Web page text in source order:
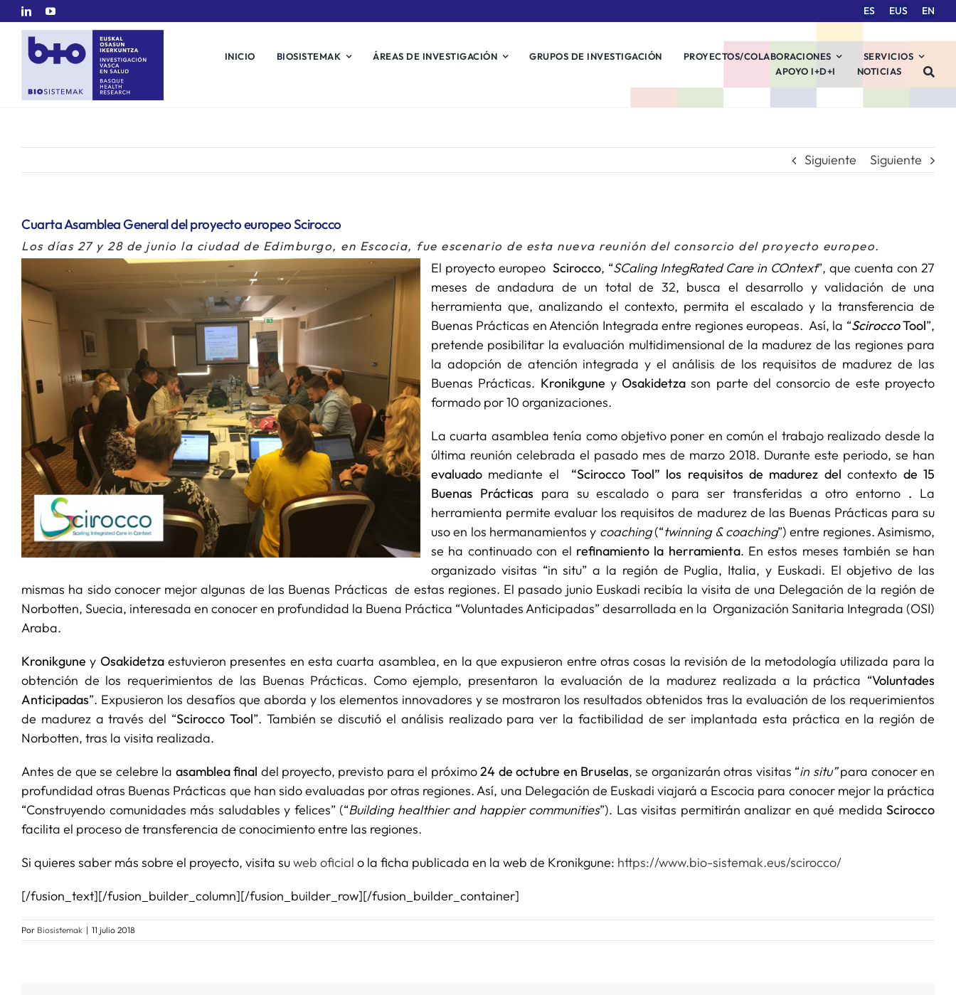
Saltar
contenido
ES EUS EN
INICIO BIOSISTEMAK ÁREAS DE INVESTIGACIÓN GRUPOS DE INVESTIGACIÓN PROYECTOS/COLABORACIONES
SERVICIOS
APOYO I+D+I
NOTICIAS
Siguiente Siguiente
Cuarta Asamblea General del proyecto europeo Scirocco
Los días 27 y 28 de junio la ciudad de Edimburgo, en Escocia, fue escenario de esta nueva reunión del consorcio del proyecto europeo.
El proyecto europeo Scirocco, “SCaling IntegRated Care in COntext”, que cuenta con 27
meses de andadura de un total de 32, busca el desarrollo y validación de una
herramienta que, analizando el contexto, permita el escalado y la transferencia de
Buenas Prácticas en Atención Integrada entre regiones europeas. Así, la “SciroccoTool”,
pretende posibilitar la evaluación multidimensional de la madurez de las regiones para
la adopción de atención integrada y el análisis de los requisitos de madurez de las
Buenas Prácticas. Kronikgune yOsakidetzason parte del consorcio de este proyecto
formado por 10 organizaciones.
La cuarta asamblea tenía como objetivo poner en común el trabajo realizado desde la
última reunión celebrada el pasado mes de marzo 2018. Durante este periodo, se han
evaluado mediante el “Scirocco Tool” los requisitos de madurez delcontexto de 15
Buenas Prácticas para su escalado o para ser transferidas a otro entorno . La
herramienta permite evaluar los requisitos de madurez de las Buenas Prácticas para su
uso en los hermanamientos y coaching(“twinning & coaching”) entre regiones. Asimismo,
se ha continuado con el refinamiento la herramienta. En estos meses también se han
organizado visitas “in situ” a la región de Puglia, Italia, y Euskadi. El objetivo de las
mismas ha sido conocer mejor algunas de las Buenas Prácticas de estas regiones. El pasado junio Euskadi recibía la visita de una Delegación de la región de
Norbotten, Suecia, interesada en conocer en profundidad la Buena Práctica “Voluntades Anticipadas” desarrollada en la Organización Sanitaria Integrada (OSI)
Araba.
Kronikguney Osakidetzaestuvieron presentes en esta cuarta asamblea, en la que expusieron entre otras cosas la revisión de la metodología utilizada para la
obtención de los requerimientos de las Buenas Prácticas. Como ejemplo, presentaron la evaluación de la madurez realizada a la práctica “Voluntades
Anticipadas”. Expusieron los desafíos que aborda y los elementos innovadores y se mostraron los resultados obtenidos tras la evaluación de los requerimientos
de madurez a través del “Scirocco Tool”. También se discutió el análisis realizado para ver la factibilidad de ser implantada esta práctica en la región de
Norbotten, tras la visita realizada.
Antes de que se celebre la asamblea final del proyecto, previsto para el próximo24 de octubre en Bruselas, se organizarán otras visitas “in situ”para conocer en
profundidad otras Buenas Prácticas que han sido evaluadas por otras regiones. Así, una Delegación de Euskadi viajará a Escocia para conocer mejor la práctica
“Construyendo comunidades más saludables y felices” (“Building healthier and happier communities”). Las visitas permitirán analizar en qué medida Scirocco
facilita el proceso de transferencia de conocimiento entre las regiones.
Si quieres saber más sobre el proyecto, visita suweb oficial o la ficha publicada en la web de Kronikgune: https://www.bio-sistemak.eus/scirocco/
[/fusion_text][/fusion_builder_column][/fusion_builder_row][/fusion_builder_container]
Por Biosistemak | 11 julio 2018